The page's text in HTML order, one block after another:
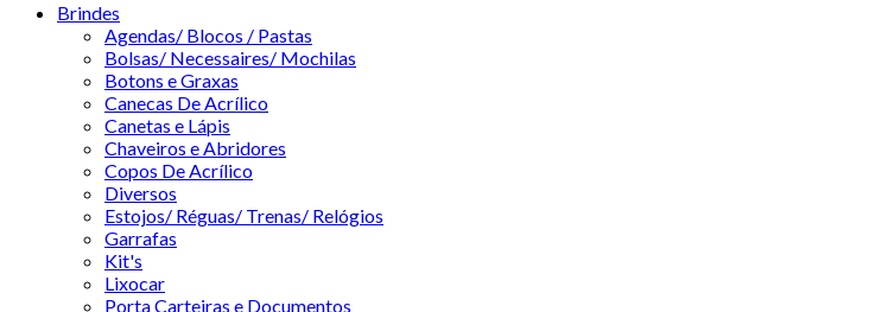
Brindes
Agendas/ Blocos / Pastas
Bolsas/ Necessaires/ Mochilas
Botons e Graxas
Canecas De Acrílico
Canetas e Lápis
Chaveiros e Abridores
Copos De Acrílico
Diversos
Estojos/ Réguas/ Trenas/ Relógios
Garrafas
Kit's
Lixocar
Porta Carteiras e Documentos